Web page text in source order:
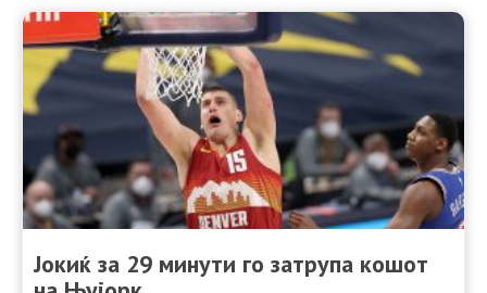
Јокиќ за 29 минути го затрупа кошот